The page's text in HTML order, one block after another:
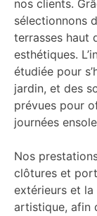
nos clients.
sélectionnons
terrasses haut
esthétiques.
étudiée pour
jardin, et des
prévues pour
journées
Nos
clôtures et
extérieurs et la
artistique, afin